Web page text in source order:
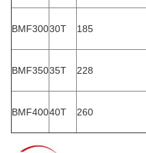
BMF30030T 185
BMF35035T 228
BMF40040T 260